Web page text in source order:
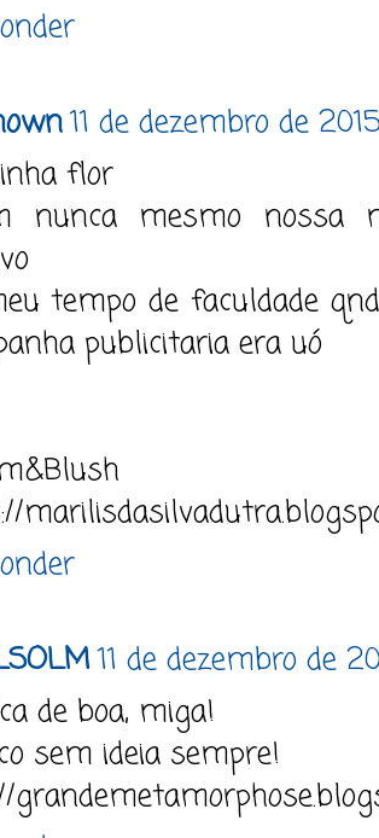
11 de dezembro de
flor
nunca mesmo nossa
tempo de faculdade
publicitaria era uó
11 de dezembro de
de boa, miga!
sem ideia sempre!